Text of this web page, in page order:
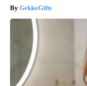
GekkoGifts